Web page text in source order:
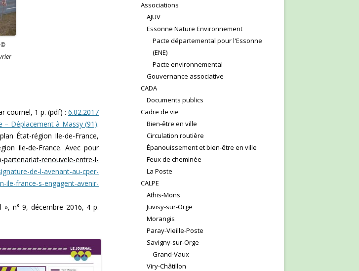
©
courriel, 1 p. (pdf) : 6.02.2017
– Déplacement à Massy (91).
État-région Ile-de-France,
Ile-de-France. Avec pour
renouvele-entre-l-
de-l-avenant-au-cper-
ile-france-s-engagent-avenir-
», n° 9, décembre 2016, 4 p.
Associations
AJUV
Essonne Nature Environnement
Pacte départemental pour l'Essonne
(ENE)
Pacte environnemental
Gouvernance associative
CADA
Documents publics
Cadre de vie
Bien-être en ville
Circulation routière
Épanouissement et bien-être en ville
Feux de cheminée
La Poste
CALPE
Athis-Mons
Juvisy-sur-Orge
Morangis
Paray-Vieille-Poste
Savigny-sur-Orge
Grand-Vaux
Viry-Châtillon